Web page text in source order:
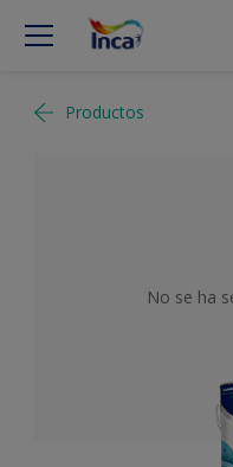
Productos
No se ha